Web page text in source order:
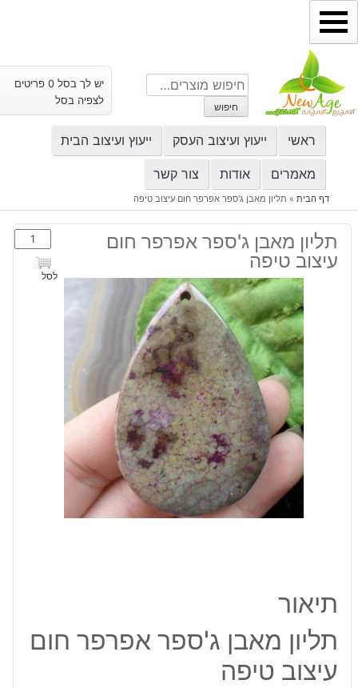
דילוג
לתוכן
חיפוש
עבור:
חיפוש
יש לך בסל 0 פריטים
לצפיה בסל
ראשי ייעוץ ועיצוב העסק ייעוץ ועיצוב הבית
מאמרים אודות צור קשר
דף הבית» תליון מאבן ג'ספר אפרפר חום עיצוב טיפה
תליון מאבן ג'ספר אפרפר חום
עיצוב טיפה
כמות
של
תליון
לסל
תיאור
תליון מאבן ג'ספר אפרפר חום
עיצוב טיפה